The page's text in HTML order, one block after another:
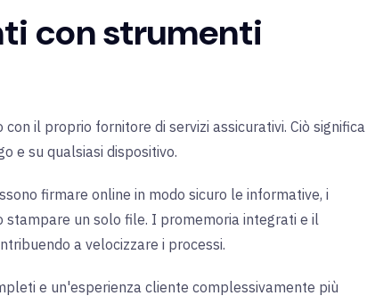
con strumenti
il proprio fornitore di servizi assicurativi. Ciò significa
e su qualsiasi dispositivo.
firmare online in modo sicuro le informative, i
stampare un solo file. I promemoria integrati e il
a velocizzare i processi.
e un'esperienza cliente complessivamente più